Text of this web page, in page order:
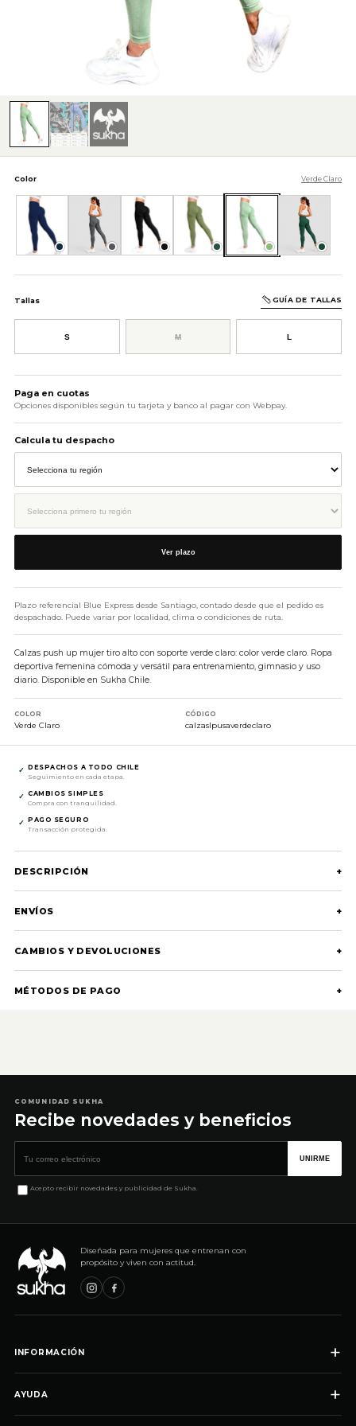
Color Verde Claro
Azul Oscuro Gris Oscuro Negro Verde Verde Claro Verde Oscuro
Tallas GUÍA DE TALLAS
S M L
AÑADIR AL CARRITO
Paga en cuotas
Opciones disponibles según tu tarjeta y banco al pagar con Webpay.
Calcula tu despacho
Ver plazo
Plazo referencial Blue Express desde Santiago, contado desde que el pedido es
despachado. Puede variar por localidad, clima o condiciones de ruta.
Calzas push up mujer tiro alto con soporte verde claro: color verde claro. Ropa
deportiva femenina cómoda y versátil para entrenamiento, gimnasio y uso
diario. Disponible en Sukha Chile.
COLOR
Verde Claro
CÓDIGO
calzaslpusaverdeclaro
✓ DESPACHOS A TODO CHILE
Seguimiento en cada etapa.
✓ CAMBIOS SIMPLES
Compra con tranquilidad.
✓ PAGO SEGURO
Transacción protegida.
DESCRIPCIÓN +
ENVÍOS +
CAMBIOS Y DEVOLUCIONES +
MÉTODOS DE PAGO +
COMUNIDAD SUKHA
Recibe novedades y beneficios
UNIRME
Acepto recibir novedades y publicidad de Sukha.
Diseñada para mujeres que entrenan con
propósito y viven con actitud.
INFORMACIÓN +
AYUDA
+